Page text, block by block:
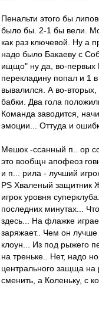
Пенальти этого бы
было бы. 2-1 бы вели.
как раз ключевой. Ну а
надо было Бакаеву с
ищщо" ну да, во-первых
перекладину попал и 1
вывалился. А во-вторых,
бабки. Два гола
Команда заводится,
эмоции... Оттуда и
Мешок -ссанный п.. ор
это вообщн апофеоз
и п... рила - лучший
PS Хваленый защитник
игрок уровня
последних минутах...
здесь... На флажке
заряжает.. Чем он
клоун... Из под рыжего
на треньке.. Нет, надо
центрального защща на
сменить, а Коленьку, с